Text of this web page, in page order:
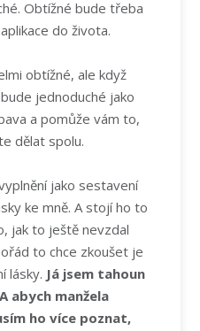
Obtížné bude třeba
do života.
obtížné, ale když
jednoduché jako
a pomůže vám to,
dělat spolu.
jako sestavení
ke mně. A stojí ho to
jak to ještě nevzdal
to chce zkoušet je
lásky. Já jsem tahoun
abych manžela
ho více poznat,